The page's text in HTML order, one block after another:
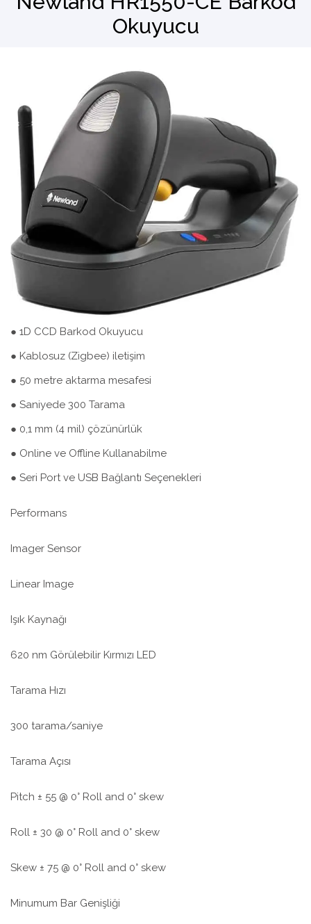
Okuyucu
● 1D CCD Barkod Okuyucu
● Kablosuz (Zigbee) iletişim
● 50 metre aktarma mesafesi
● Saniyede 300 Tarama
● 0,1 mm (4 mil) çözünürlük
● Online ve Offline Kullanabilme
● Seri Port ve USB Bağlantı Seçenekleri
Performans
Imager Sensor
Linear Image
Işık Kaynağı
620 nm Görülebilir Kırmızı LED
Tarama Hızı
300 tarama/saniye
Tarama Açısı
Pitch ± 55 @ 0° Roll and 0° skew
Roll ± 30 @ 0° Roll and 0° skew
Skew ± 75 @ 0° Roll and 0° skew
Minumum Bar Genişliği